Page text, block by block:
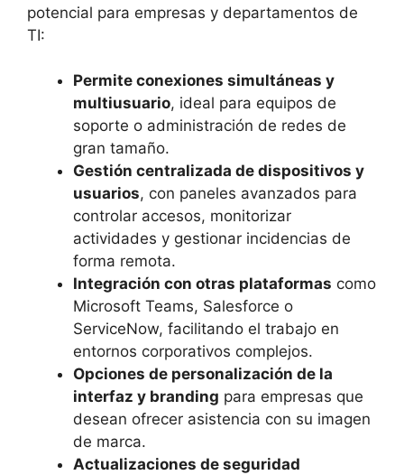
potencial para empresas y departamentos de
TI:
Permite conexiones simultáneas y
multiusuario, ideal para equipos de
soporte o administración de redes de
gran tamaño.
Gestión centralizada de dispositivos y
usuarios, con paneles avanzados para
controlar accesos, monitorizar
actividades y gestionar incidencias de
forma remota.
Integración con otras plataformas como
Microsoft Teams, Salesforce o
ServiceNow, facilitando el trabajo en
entornos corporativos complejos.
Opciones de personalización de la
interfaz y branding para empresas que
desean ofrecer asistencia con su imagen
de marca.
Actualizaciones de seguridad